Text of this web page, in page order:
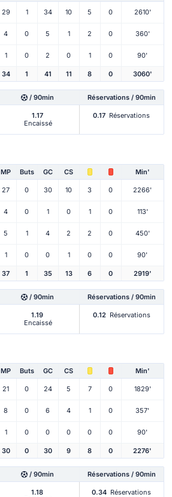
29 1 34 10 5 0 2610'
4 0 5 1 2 0 360'
1 0 2 0 1 0 90'
34 1 41 11 8 0 3060'
/ 90min Réservations / 90min
1.17
Encaissé
0.17 Réservations
MP Buts GC CS Min'
27 0 30 10 3 0 2266'
4 0 1 0 1 0 113'
5 1 4 2 2 0 450'
1 0 0 1 0 0 90'
37 1 35 13 6 0 2919'
/ 90min Réservations / 90min
1.19
Encaissé
0.12 Réservations
MP Buts GC CS Min'
21 0 24 5 7 0 1829'
8 0 6 4 1 0 357'
1 0 0 0 0 0 90'
30 0 30 9 8 0 2276'
/ 90min Réservations / 90min
1.18
0.34 Réservations